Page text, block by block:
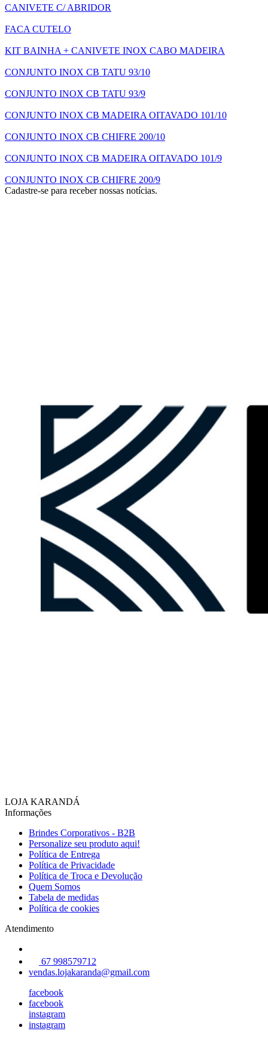
CANIVETE C/ ABRIDOR
FACA CUTELO
KIT BAINHA + CANIVETE INOX CABO MADEIRA
CONJUNTO INOX CB TATU 93/10
CONJUNTO INOX CB TATU 93/9
CONJUNTO INOX CB MADEIRA OITAVADO 101/10
CONJUNTO INOX CB CHIFRE 200/10
CONJUNTO INOX CB MADEIRA OITAVADO 101/9
CONJUNTO INOX CB CHIFRE 200/9
Cadastre-se para receber nossas notícias.
LOJA KARANDÁ
Informações
Brindes Corporativos - B2B
Personalize seu produto aqui!
Política de Entrega
Política de Privacidade
Política de Troca e Devolução
Quem Somos
Tabela de medidas
Política de cookies
Atendimento
67 998579712
vendas.lojakaranda@gmail.com
facebook
facebook
instagram
instagram